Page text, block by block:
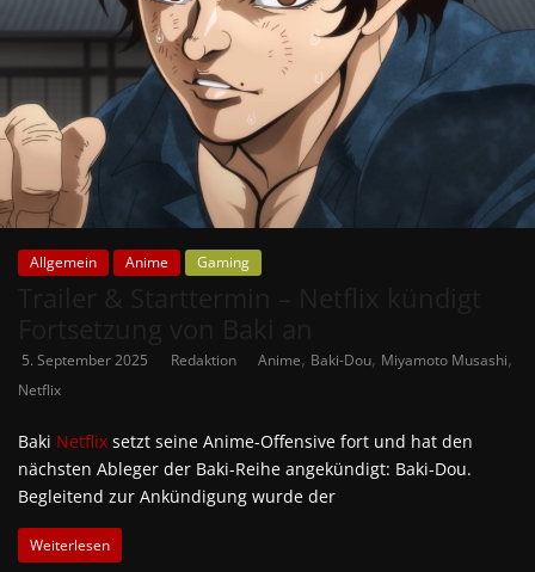
Allgemein Anime Gaming
5. September 2025 Redaktion Anime, Baki-Dou, Miyamoto Musashi,
Netflix
Baki Netflix setzt seine Anime-Offensive fort und hat den
nächsten Ableger der Baki-Reihe angekündigt: Baki-Dou.
Begleitend zur Ankündigung wurde der
Weiterlesen